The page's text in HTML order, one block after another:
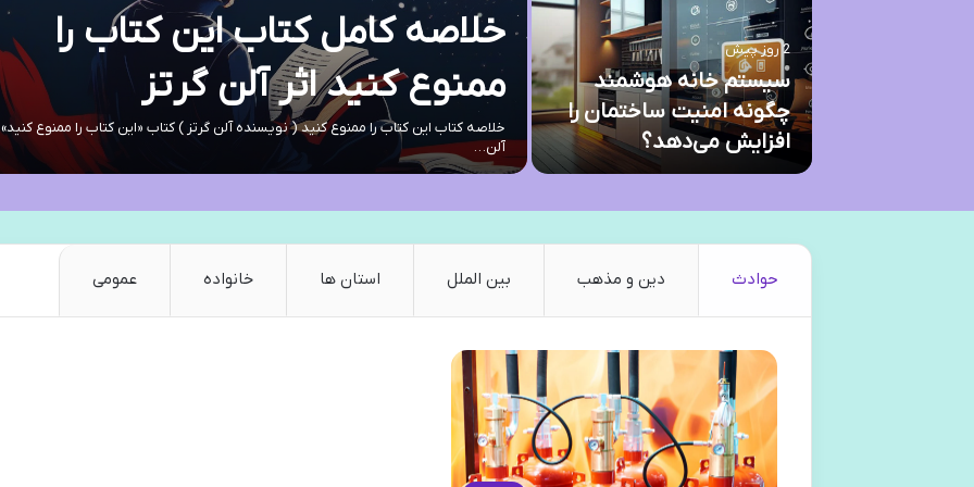
خلاصه کامل کتاب این کتاب را
ممنوع کنید اثر آلن گرتز
خلاصه کتاب این کتاب را ممنوع کنید ( نویسنده آلن گرتز ) کتاب «این کتاب را ممنوع کنید»
آلن…
2 روز پیش
سیستم خانه هوشمند
چگونه امنیت ساختمان را
افزایش می‌دهد؟
حوادث دین و مذهب بین الملل استان ها خانواده عمومی